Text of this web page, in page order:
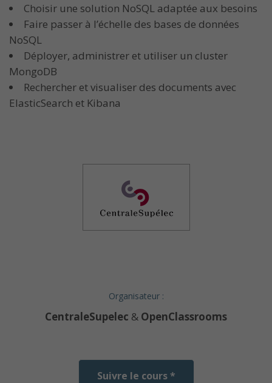
Choisir une solution NoSQL adaptée aux besoins
Faire passer à l’échelle des bases de données
NoSQL
Déployer, administrer et utiliser un cluster
MongoDB
Rechercher et visualiser des documents avec
ElasticSearch et Kibana
Organisateur :
CentraleSupelec & OpenClassrooms
Suivre le cours *